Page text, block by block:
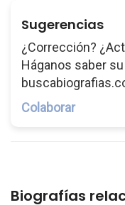
Sugerencias
¿Corrección?
Háganos saber
Colaborar
Biografías